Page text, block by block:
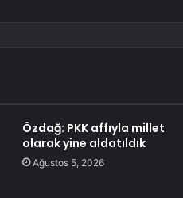
Özdağ: PKK affıyla millet
olarak yine aldatıldık
Ağustos 5, 2026